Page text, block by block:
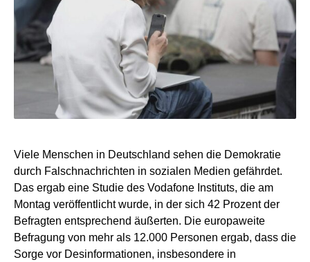
Viele Menschen in Deutschland sehen die Demokratie
durch Falschnachrichten in sozialen Medien gefährdet.
Das ergab eine Studie des Vodafone Instituts, die am
Montag veröffentlicht wurde, in der sich 42 Prozent der
Befragten entsprechend äußerten. Die europaweite
Befragung von mehr als 12.000 Personen ergab, dass die
Sorge vor Desinformationen, insbesondere in